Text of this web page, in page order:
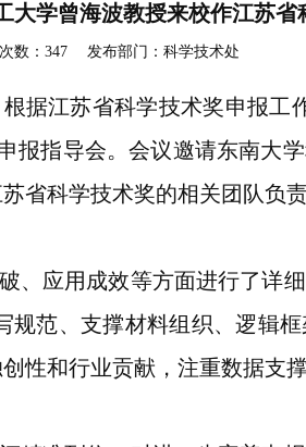
大学曾海波教授来校作江苏
数： 347 发布部门：科学技术处
据江苏省科学技术奖申报工
报指导会。会议邀请东南大
苏省科学技术奖的相关团队负
、应用成效等方面进行了详
范、支撑材料组织、逻辑
性和行业贡献，注重数据支